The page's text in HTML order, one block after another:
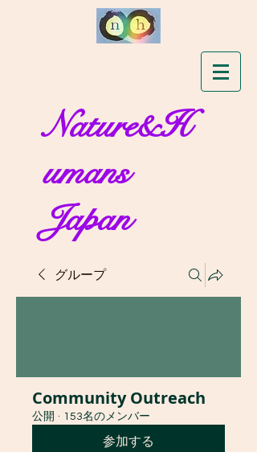
Nature&H
umans
Japan
グループ
Community Outreach
公開 · 153名のメンバー
参加する